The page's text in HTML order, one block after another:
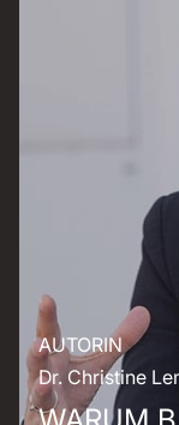
AUTORIN
Dr. Christine